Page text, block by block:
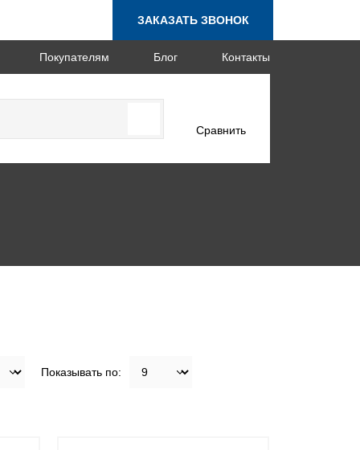
ЗАКАЗАТЬ ЗВОНОК
Покупателям Блог Контакты
Сравнить
Показывать по: